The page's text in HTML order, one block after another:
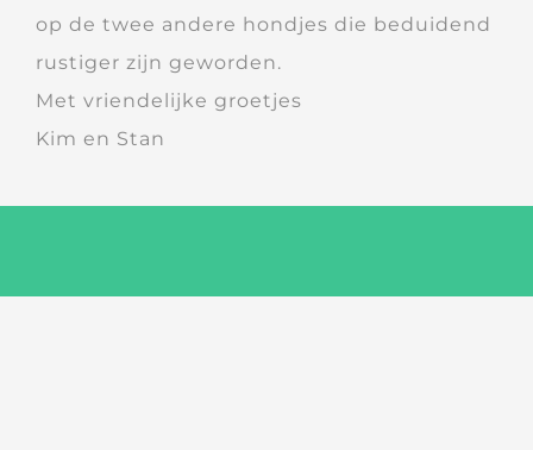
op de twee andere hondjes die beduidend
rustiger zijn geworden.
Met vriendelijke groetjes
Kim en Stan